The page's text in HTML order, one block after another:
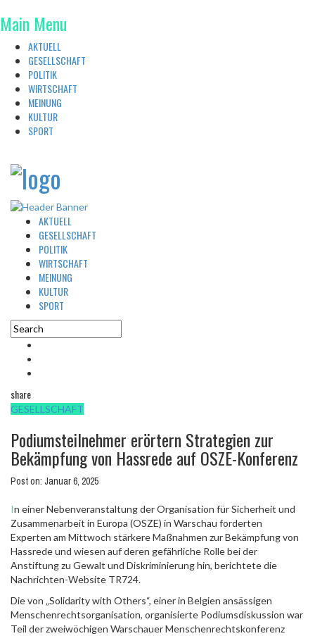
Main Menu
AKTUELL
GESELLSCHAFT
POLITIK
WIRTSCHAFT
MEINUNG
KULTUR
SPORT
AKTUELL
GESELLSCHAFT
POLITIK
WIRTSCHAFT
MEINUNG
KULTUR
SPORT
share
GESELLSCHAFT
Podiumsteilnehmer erörtern Strategien zur
Bekämpfung von Hassrede auf OSZE-Konferenz
Post on: Januar 6, 2025
In einer Nebenveranstaltung der Organisation für Sicherheit und
Zusammenarbeit in Europa (OSZE) in Warschau forderten
Experten am Mittwoch stärkere Maßnahmen zur Bekämpfung von
Hassrede und wiesen auf deren gefährliche Rolle bei der
Anstiftung zu Gewalt und Diskriminierung hin, berichtete die
Nachrichten-Website TR724.
Die von „Solidarity with Others“, einer in Belgien ansässigen
Menschenrechtsorganisation, organisierte Podiumsdiskussion war
Teil der zweiwöchigen Warschauer Menschenrechtskonferenz